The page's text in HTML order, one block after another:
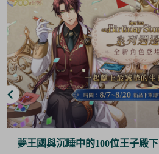
夢王國與沉睡中的100位王子殿下